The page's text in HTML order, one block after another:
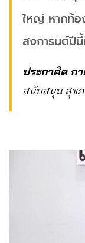
ใหญ่ หากท้อ
สงการนต์ปี
ประกาศิต ก
สนับสนุน สุข